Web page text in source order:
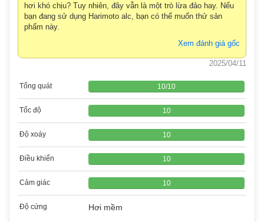
hơi khó chịu? Tuy nhiên, đây vẫn là một trò lừa đảo hay. Nếu
bạn đang sử dụng Harimoto alc, bạn có thể muốn thử sản
phẩm này.
Xem đánh giá gốc
2025/04/11
Tổng quát 10/10
Tốc độ 10
Độ xoáy 10
Điều khiển 10
Cảm giác 10
Độ cứng Hơi mềm